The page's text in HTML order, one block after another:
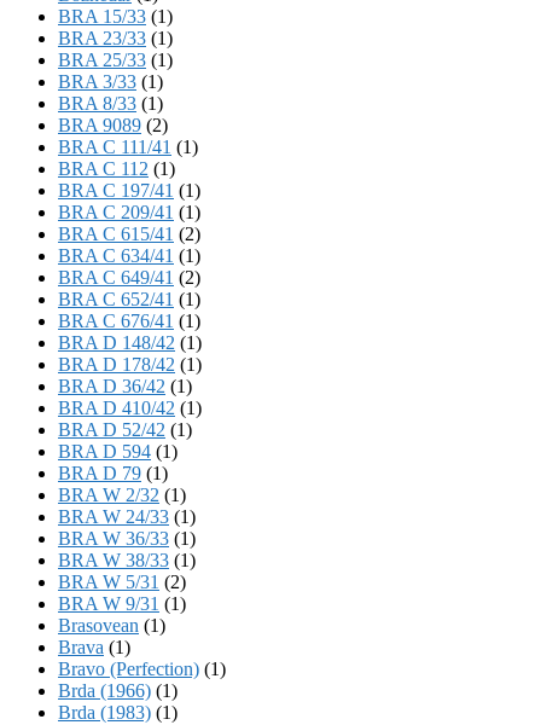
BRA 15/33 (1)
BRA 23/33 (1)
BRA 25/33 (1)
BRA 3/33 (1)
BRA 8/33 (1)
BRA 9089 (2)
BRA C 111/41 (1)
BRA C 112 (1)
BRA C 197/41 (1)
BRA C 209/41 (1)
BRA C 615/41 (2)
BRA C 634/41 (1)
BRA C 649/41 (2)
BRA C 652/41 (1)
BRA C 676/41 (1)
BRA D 148/42 (1)
BRA D 178/42 (1)
BRA D 36/42 (1)
BRA D 410/42 (1)
BRA D 52/42 (1)
BRA D 594 (1)
BRA D 79 (1)
BRA W 2/32 (1)
BRA W 24/33 (1)
BRA W 36/33 (1)
BRA W 38/33 (1)
BRA W 5/31 (2)
BRA W 9/31 (1)
Brasovean (1)
Brava (1)
Bravo (Perfection) (1)
Brda (1966) (1)
Brda (1983) (1)